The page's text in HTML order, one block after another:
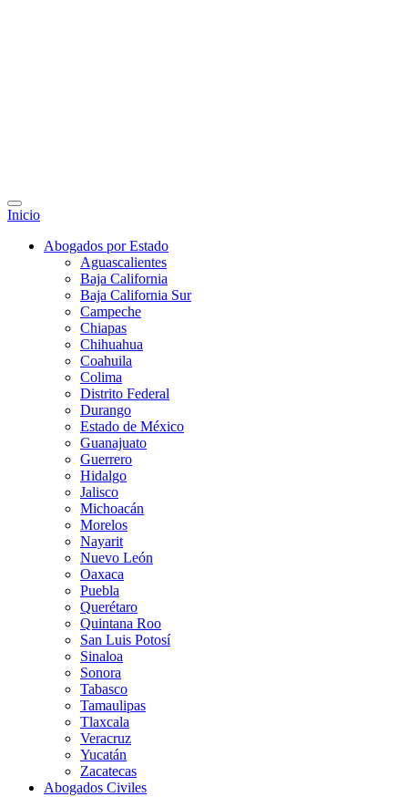
Inicio
Abogados por Estado
Aguascalientes
Baja California
Baja California Sur
Campeche
Chiapas
Chihuahua
Coahuila
Colima
Distrito Federal
Durango
Estado de México
Guanajuato
Guerrero
Hidalgo
Jalisco
Michoacán
Morelos
Nayarit
Nuevo León
Oaxaca
Puebla
Querétaro
Quintana Roo
San Luis Potosí
Sinaloa
Sonora
Tabasco
Tamaulipas
Tlaxcala
Veracruz
Yucatán
Zacatecas
Abogados Civiles